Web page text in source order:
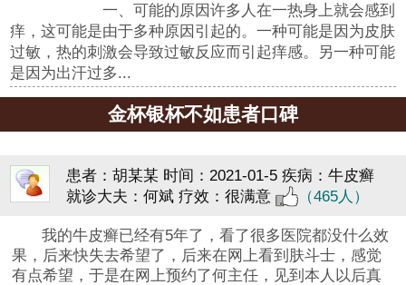
一、可能的原因许多人在一热身上就会感到
痒，这可能是由于多种原因引起的。一种可能是因为皮肤
过敏，热的刺激会导致过敏反应而引起痒感。另一种可能
是因为出汗过多...
金杯银杯不如患者口碑
患者：胡某某 时间：2021-01-5 疾病：牛皮癣
就诊大夫：何斌 疗效：很满意 （465人）
我的牛皮癣已经有5年了，看了很多医院都没什么效
果，后来快失去希望了，后来在网上看到肤斗士，感觉
有点希望，于是在网上预约了何主任，见到本人以后真